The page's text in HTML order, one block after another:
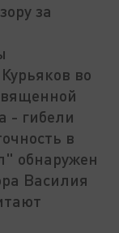
за
во
- гибели
в
обнаружен
Василия